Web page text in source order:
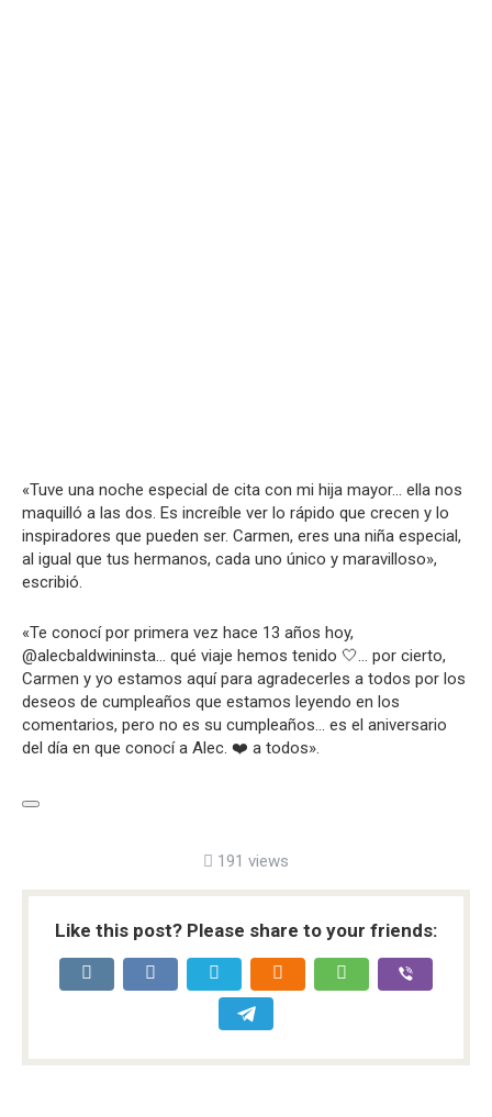
«Tuve una noche especial de cita con mi hija mayor… ella nos
maquilló a las dos. Es increíble ver lo rápido que crecen y lo
inspiradores que pueden ser. Carmen, eres una niña especial,
al igual que tus hermanos, cada uno único y maravilloso»,
escribió.
«Te conocí por primera vez hace 13 años hoy,
@alecbaldwininsta… qué viaje hemos tenido 🤍… por cierto,
Carmen y yo estamos aquí para agradecerles a todos por los
deseos de cumpleaños que estamos leyendo en los
comentarios, pero no es su cumpleaños… es el aniversario
del día en que conocí a Alec. ❤️ a todos».
191 views
Like this post? Please share to your friends: